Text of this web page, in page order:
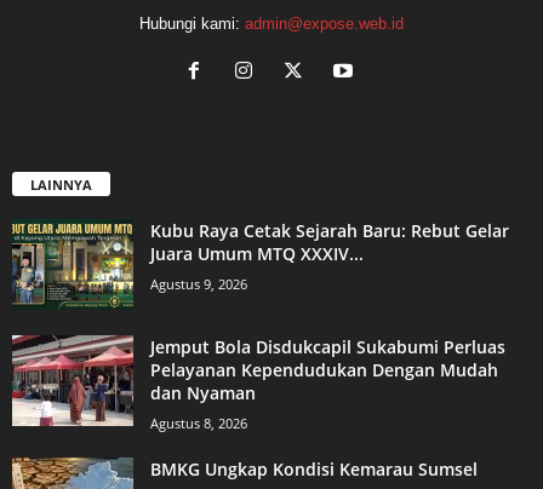
Hubungi kami: admin@expose.web.id
LAINNYA
Kubu Raya Cetak Sejarah Baru: Rebut Gelar
Juara Umum MTQ XXXIV...
Agustus 9, 2026
Jemput Bola Disdukcapil Sukabumi Perluas
Pelayanan Kependudukan Dengan Mudah
dan Nyaman
Agustus 8, 2026
BMKG Ungkap Kondisi Kemarau Sumsel